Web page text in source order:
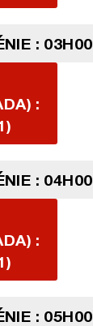
: 03H00
:
: 04H00
:
: 05H00